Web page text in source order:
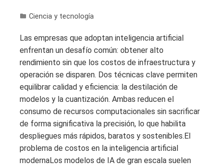
Ciencia y tecnología
Las empresas que adoptan inteligencia artificial
enfrentan un desafío común: obtener alto
rendimiento sin que los costos de infraestructura y
operación se disparen. Dos técnicas clave permiten
equilibrar calidad y eficiencia: la destilación de
modelos y la cuantización. Ambas reducen el
consumo de recursos computacionales sin sacrificar
de forma significativa la precisión, lo que habilita
despliegues más rápidos, baratos y sostenibles.El
problema de costos en la inteligencia artificial
modernaLos modelos de IA de gran escala suelen